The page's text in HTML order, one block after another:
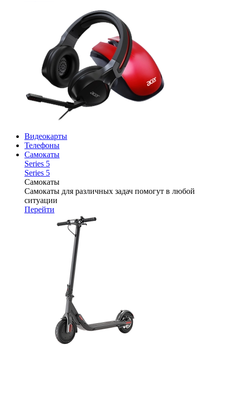
Видеокарты
Телефоны
Самокаты
Series 5
Series 5
Самокаты
Самокаты для различных задач помогут в любой
ситуации
Перейти